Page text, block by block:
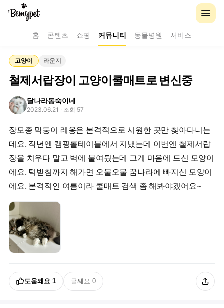
홈 콘텐츠 쇼핑 커뮤니티 동물병원 서비스
고양이 라운지
철제서랍장이 고양이쿨매트로 변신중
달나라동숙이네
2023.06.21 · 조회 57
장모종 막둥이 레옹은 본격적으로 시원한 곳만 찾아다니는
데요. 작년엔 캠핑롤테이블에서 지냈는데 이번엔 철제서랍
장을 치우다 말고 벽에 붙여뒀는데 그게 마음에 드신 모양이
에요. 턱받침까지 해가면 오물오물 꿈나라에 빠지신 모양이
에요. 본격적인 여름이라 쿨매트 검색 좀 해봐야겠어요~
도움돼요 1 글쎄요 0